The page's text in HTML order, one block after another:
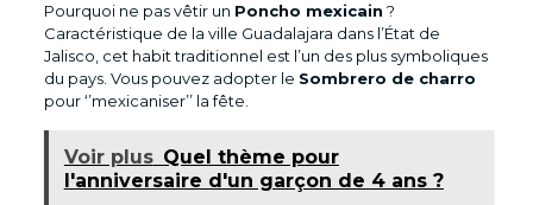
Pourquoi ne pas vêtir un Poncho mexicain ?
Caractéristique de la ville Guadalajara dans l’État de
Jalisco, cet habit traditionnel est l’un des plus symboliques
du pays. Vous pouvez adopter le Sombrero de charro
pour ‘’mexicaniser’’ la fête.
Voir plus Quel thème pour
l'anniversaire d'un garçon de 4 ans ?